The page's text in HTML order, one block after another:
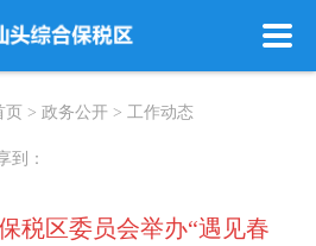
页 > 政务公开 > 工作动态
到：
税区委员会举办“遇见春